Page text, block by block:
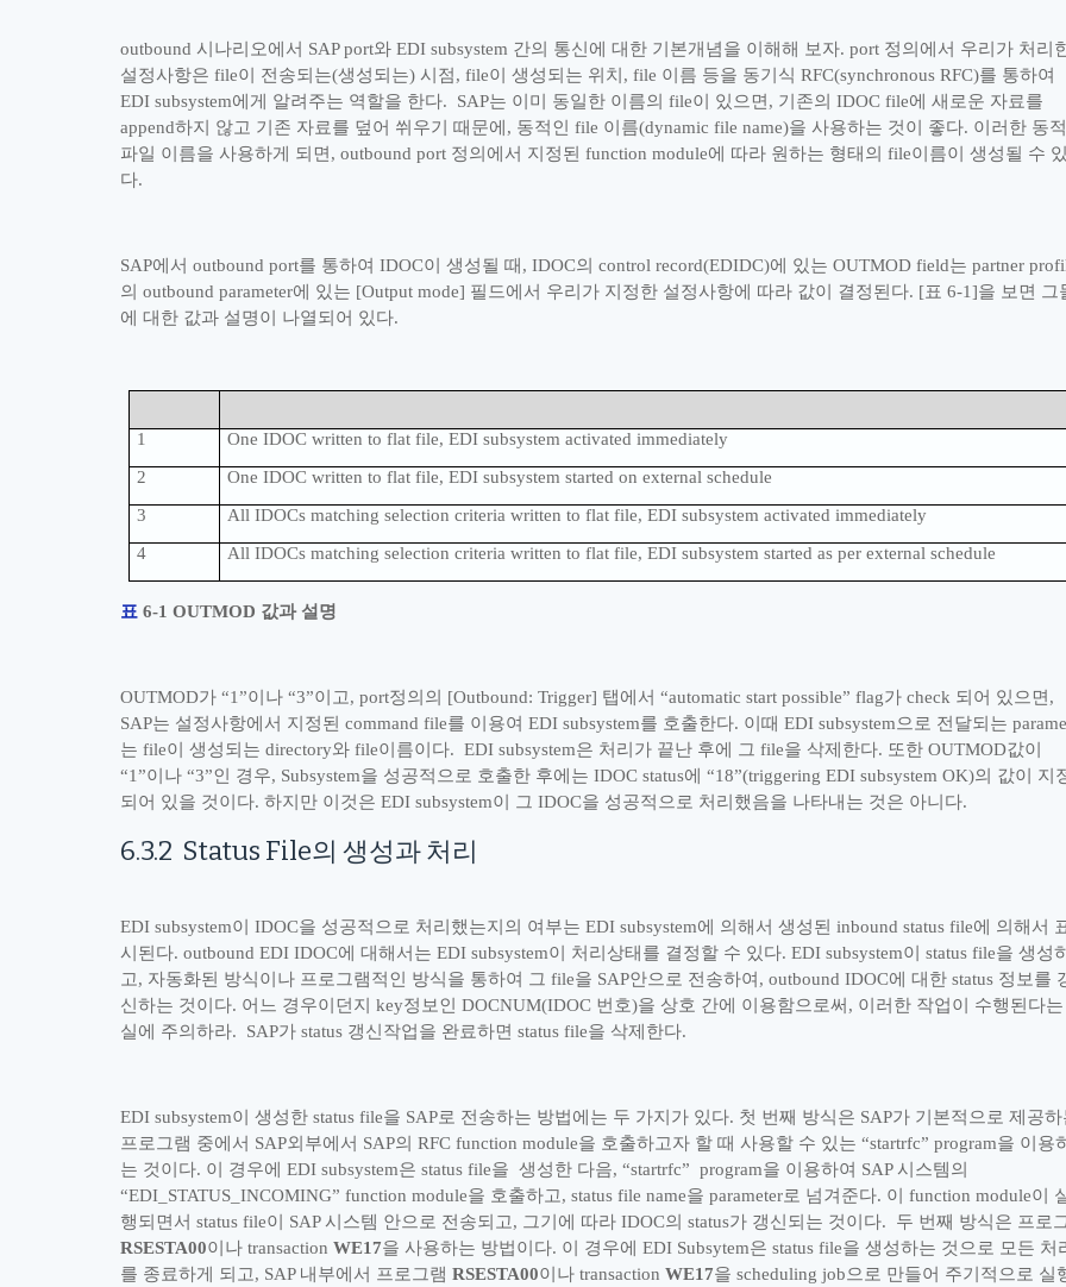
outbound 시나리오에서 SAP port와 EDI subsystem 간의 통신에 대한 기본개념을 이해해 보자. port 정의에서 우리가 처리
설정사항은 file이 전송되는(생성되는) 시점, file이 생성되는 위치 , file 이름 등을 동기식 RFC(synchronous RFC)를 통하여
EDI subsystem에게 알려주는 역할을 한다. SAP는 이미 동일한 이름의 file이 있으면 , 기존의 IDOC file에 새로운 자료를
append하지 않고 기존 자료를 덮어 쒸우기 때문에 , 동적인 file 이름(dynamic file name)을 사용하는 것이 좋다. 이러한 동적
파일 이름을 사용하게 되면 , outbound port 정의에서 지정된 function module에 따라 원하는 형태의 file이름이 생성될 수 있
다.
SAP에서 outbound port를 통하여 IDOC이 생성될 때 , IDOC의 control record(EDIDC)에 있는 OUTMOD field는 partner
의 outbound parameter에 있는 [Output mode] 필드에서 우리가 지정한 설정사항에 따라 값이 결정된다. [표 6-1]을 보면 그
에 대한 값과 설명이 나열되어 있다.
1
One IDOC written to flat file, EDI subsystem activated immediately
2
One IDOC written to flat file, EDI subsystem started on external schedule
3
All IDOCs matching selection criteria written to flat file, EDI subsystem activated immediately
4
All IDOCs matching selection criteria written to flat file, EDI subsystem started as per external schedule
표 6‑1 OUTMOD 값과 설명
OUTMOD가 “1”이나 “3”이고, port정의의 [Outbound: Trigger] 탭에서 “automatic start possible” flag가 check 되어 있으면 ,
SAP는 설정사항에서 지정된 command file를 이용여 EDI subsystem를 호출한다. 이때 EDI subsystem으로 전달되는
는 file이 생성되는 directory와 file이름이다. EDI subsystem은 처리가 끝난 후에 그 file을 삭제한다. 또한 OUTMOD값이
“1”이나 “3”인 경우, Subsystem을 성공적으로 호출한 후에는 IDOC status에 “18”(triggering EDI subsystem OK)의 값이 지
되어 있을 것이다. 하지만 이것은 EDI subsystem이 그 IDOC을 성공적으로 처리했음을 나타내는 것은 아니다.
6.3.2 Status File의 생성과 처리
EDI subsystem이 IDOC을 성공적으로 처리했는지의 여부는 EDI subsystem에 의해서 생성된 inbound status file에 의해서
시된다. outbound EDI IDOC에 대해서는 EDI subsystem이 처리상태를 결정할 수 있다. EDI subsystem이 status file을 생성
고, 자동화된 방식이나 프로그램적인 방식을 통하여 그 file을 SAP안으로 전송하여 , outbound IDOC에 대한 status 정보를
신하는 것이다. 어느 경우이던지 key정보인 DOCNUM(IDOC 번호)을 상호 간에 이용함으로써 , 이러한 작업이 수행된다
실에 주의하라. SAP가 status 갱신작업을 완료하면 status file을 삭제한다.
EDI subsystem이 생성한 status file을 SAP로 전송하는 방법에는 두 가지가 있다. 첫 번째 방식은 SAP가 기본적으로 제공하
프로그램 중에서 SAP외부에서 SAP의 RFC function module을 호출하고자 할 때 사용할 수 있는 “startrfc” program을 이용
는 것이다. 이 경우에 EDI subsystem은 status file을 생성한 다음, “startrfc” program을 이용하여 SAP시스템의
“EDI_STATUS_INCOMING” function module을 호출하고, status file name을 parameter로 넘겨준다. 이 function module이
행되면서 status file이 SAP시스템 안으로 전송되고, 그기에 따라 IDOC의 status가 갱신되는 것이다. 두 번째 방식은 프로
RSESTA00이나 transaction WE17을 사용하는 방법이다. 이 경우에 EDI Subsytem은 status file을 생성하는 것으로 모든 처
를 종료하게 되고, SAP 내부에서 프로그램 RSESTA00이나 transaction WE17을 scheduling job으로 만들어 주기적으로 실